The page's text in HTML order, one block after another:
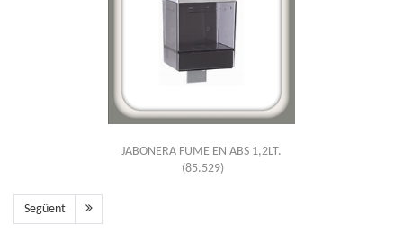
JABONERA FUME EN ABS 1,2LT.
(85.529)
Següent